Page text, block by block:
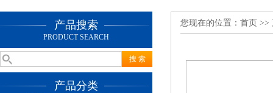
产品搜索
PRODUCT SEARCH
产品分类
您现在的位置： 首页 >>